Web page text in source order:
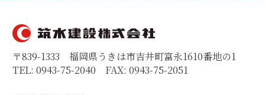
〒839-1333 福岡県うきは市吉井町富永1610番地の1
TEL: 0943-75-2040 FAX: 0943-75-2051